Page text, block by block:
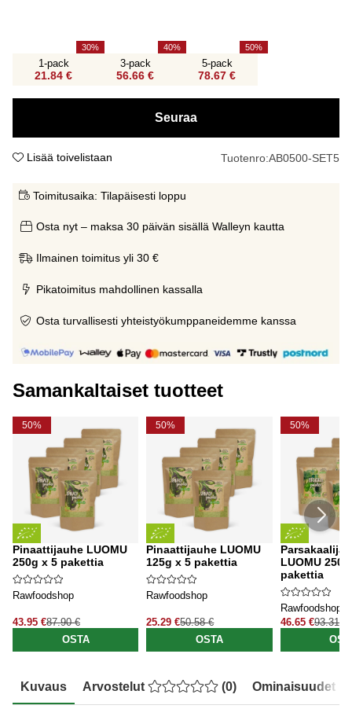
1-pack
21.84 €
30
3-pack
56.66 €
40
5-pack
78.67 €
50
Seuraa
Lisää toivelistaan Tuotenro:AB0500-SET5
Toimitusaika: Tilapäisesti loppu
Osta nyt – maksa 30 päivän sisällä Walleyn kautta
Ilmainen toimitus yli 30 €
Pikatoimitus mahdollinen kassalla
Osta turvallisesti yhteistyökumppaneidemme kanssa
Samankaltaiset tuotteet
50%
Pinaattijauhe LUOMU
250g x 5 pakettia
Rawfoodshop
43.95 €87.90 €
OSTA
50%
Pinaattijauhe LUOMU
125g x 5 pakettia
Rawfoodshop
25.29 €50.58 €
OSTA
50%
LUOMU
pakettia
Rawfoodshop
46.65 €93.31 €
Kuvaus Arvostelut (0) Ominaisuudet